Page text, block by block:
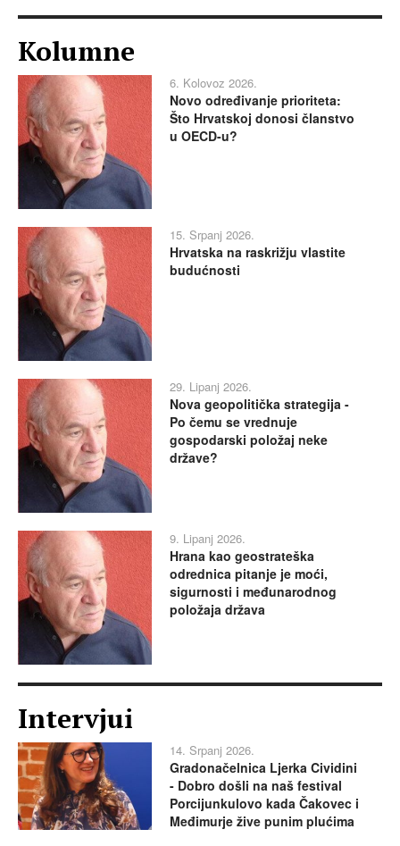
Kolumne
6. Kolovoz 2026.
Novo određivanje prioriteta:
Što Hrvatskoj donosi članstvo
u OECD-u?
15. Srpanj 2026.
Hrvatska na raskrižju vlastite
budućnosti
29. Lipanj 2026.
Nova geopolitička strategija -
Po čemu se vrednuje
gospodarski položaj neke
države?
9. Lipanj 2026.
Hrana kao geostrateška
odrednica pitanje je moći,
sigurnosti i međunarodnog
položaja država
Intervjui
14. Srpanj 2026.
Gradonačelnica Ljerka Cividini
- Dobro došli na naš festival
Porcijunkulovo kada Čakovec i
Međimurje žive punim plućima